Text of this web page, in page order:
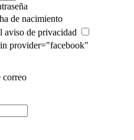
de nacimiento
aviso de privacidad
provider="facebook"
correo